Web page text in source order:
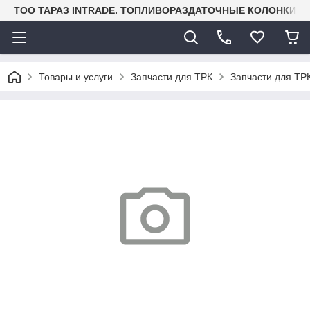
TOO ТАРАЗ INTRADE. ТОПЛИВОРАЗДАТОЧНЫЕ КОЛОНКИ
Товары и услуги Запчасти для ТРК Запчасти для